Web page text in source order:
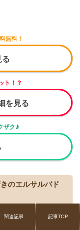
無料！
ト！？
を見る
ザク♪
のエルサルバド
サルバドル産のコー
関連記事 記事TOP